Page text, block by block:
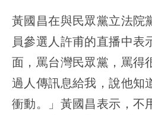
黃國昌在與民眾黨立法院
員參選人許甫的直播中表
面，罵台灣民眾黨，罵得
過人傳訊息給我，說他知
衝動。」黃國昌表示，不